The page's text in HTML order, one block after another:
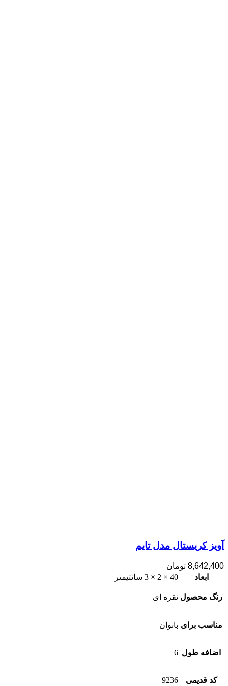
آویز کریستال مدل تایم
8,642,400 تومان
ابعاد
40 × 2 × 3 سانتیمتر
رنگ محصول نقره ای
مناسب برای بانوان
اضافه طول 6
کد قدیمی 9236